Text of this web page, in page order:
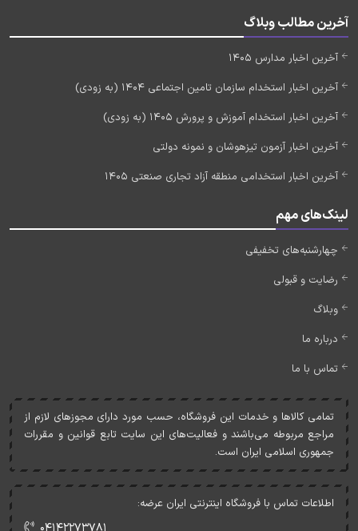
آخرین مطالب وبلاگ
آخرین اخبار مدارس 1405
آخرین اخبار استخدام سازمان تامین اجتماعی 1404 (به زودی)
آخرین اخبار استخدام آموزش و پرورش 1405 (به زودی)
آخرین اخبار آزمون تیزهوشان و نمونه دولتی
آخرین اخبار استخدامی منطقه آزاد تجاری صنعتی 1405
لینک‌های مهم
چهارشنبه‌های تخفیفی
رضایت و قبولی
وبلاگ
درباره ما
تماس با ما
تمامی کالاها و خدمات اين فروشگاه، حسب مورد دارای مجوزهای لازم از
مراجع مربوطه می‌باشند و فعاليت‌های اين سايت تابع قوانين و مقررات
جمهوری اسلامی ايران است.
اطلاعات تماس با فروشگاه اینترنتی ایران عرضه: